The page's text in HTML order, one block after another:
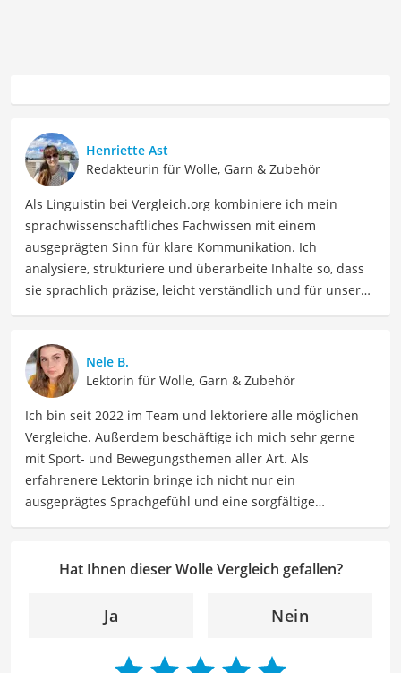
Henriette Ast
Redakteurin für Wolle, Garn & Zubehör
Als Linguistin bei Vergleich.org kombiniere ich mein
sprachwissenschaftliches Fachwissen mit einem
ausgeprägten Sinn für klare Kommunikation. Ich
analysiere, strukturiere und überarbeite Inhalte so, dass
sie sprachlich präzise, leicht verständlich und für unsere
beschäftige ich mich gerne mit verschiedenen Hobbys
und Freizeitaktivitäten. Dieses Interesse spiegelt sich in
meinen Beiträgen wider, die sich mit Freizeitideen,
Reiseempfehlungen, Hobbytipps und Anregungen für die
Freizeitgestaltung befassen.
Der Wolle-Vergleich ist aus unserer Sicht besonders
empfehlenswert für Stricker .
Nele B.
Lektorin für Wolle, Garn & Zubehör
Ich bin seit 2022 im Team und lektoriere alle möglichen
Vergleiche. Außerdem beschäftige ich mich sehr gerne
mit Sport- und Bewegungsthemen aller Art. Als
erfahrenere Lektorin bringe ich nicht nur ein
ausgeprägtes Sprachgefühl und eine sorgfältige
kann ich dazu beitragen, Texte inhaltlich präzise, gut
Mein Ziel ist es, unsere Inhalte auf ihre inhaltliche
Kohärenz, logische Schlüssigkeit und stilistische Qualität
Hat Ihnen dieser Wolle Vergleich gefallen?
Ja Nein